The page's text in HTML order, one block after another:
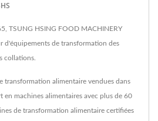
TSUNG HSING FOOD MACHINERY
d'équipements de transformation des
collations.
transformation alimentaire vendues dans
en machines alimentaires avec plus de 60
de transformation alimentaire certifiées